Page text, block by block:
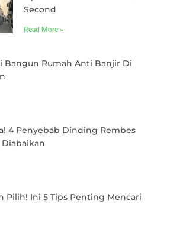
Second
Read More »
Bangun Rumah Anti Banjir Di
4 Penyebab Dinding Rembes
Pilih! Ini 5 Tips Penting Mencari